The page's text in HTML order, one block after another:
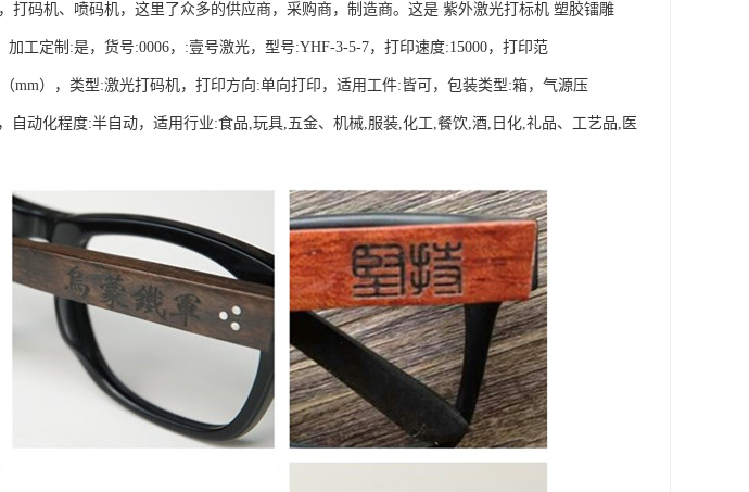
打码机、喷码机，这里了众多的供应商，采购商，制造商。这是 紫外激光打标机 塑胶镭雕
工定制:是，货号:0006，:壹号激光，型号:YHF-3-5-7，打印速度:15000，打印范
mm），类型:激光打码机，打印方向:单向打印，适用工件:皆可，包装类型:箱，气源压
自动化程度:半自动，适用行业:食品,玩具,五金、机械,服装,化工,餐饮,酒,日化,礼品、工艺品,医